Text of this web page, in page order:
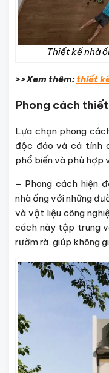
Thiết kế nhà
>>Xem thêm: thiết
Phong cách
Lựa chọn phong
độc đáo và cá tính
phổ biến và phù hợp
– Phong cách hiện
nhà ống với những
và vật liệu công
cách này tập trung
rườm rà, giúp không